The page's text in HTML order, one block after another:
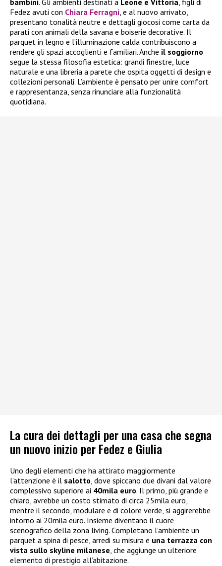
bambini. Gli ambienti destinati a Leone e Vittoria, figli di
Fedez avuti con Chiara Ferragni, e al nuovo arrivato,
presentano tonalità neutre e dettagli giocosi come carta da
parati con animali della savana e boiserie decorative. Il
parquet in legno e l’illuminazione calda contribuiscono a
rendere gli spazi accoglienti e familiari. Anche il soggiorno
segue la stessa filosofia estetica: grandi finestre, luce
naturale e una libreria a parete che ospita oggetti di design e
collezioni personali. L’ambiente è pensato per unire comfort
e rappresentanza, senza rinunciare alla funzionalità
quotidiana.
La cura dei dettagli per una casa che segna
un nuovo inizio per Fedez e Giulia
Uno degli elementi che ha attirato maggiormente
l’attenzione è il salotto, dove spiccano due divani dal valore
complessivo superiore ai 40mila euro. Il primo, più grande e
chiaro, avrebbe un costo stimato di circa 25mila euro,
mentre il secondo, modulare e di colore verde, si aggirerebbe
intorno ai 20mila euro. Insieme diventano il cuore
scenografico della zona living. Completano l’ambiente un
parquet a spina di pesce, arredi su misura e una terrazza con
vista sullo skyline milanese, che aggiunge un ulteriore
elemento di prestigio all’abitazione.